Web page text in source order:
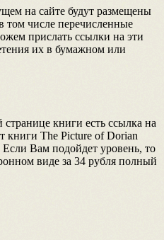
на сайте будут размещены
том числе перечисленные
прислать ссылки на эти
их в бумажном или
книги есть ссылка на
книги The Picture of Dorian
Вам подойдет уровень, то
виде за 34 рубля полный